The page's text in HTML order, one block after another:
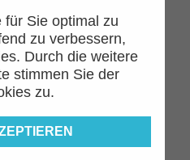
für Sie optimal zu
zu verbessern,
Durch die weitere
stimmen Sie der
zu.
"ICEWORLD" sieht
und fühlt sich auch
der Tasche ist aus
und mit einer
Ohrenapplikation
der jedes Outfit